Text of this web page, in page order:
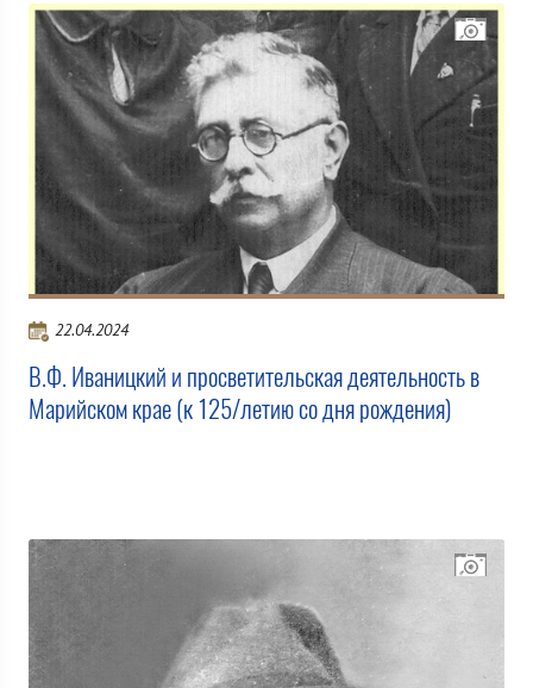
22.04.2024
В.Ф. Иваницкий и просветительская деятельность в
Марийском крае (к 125/летию со дня рождения)